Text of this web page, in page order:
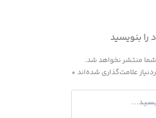
را بنویسید
شما منتشر نخواهد شد.
علامت‌گذاری شده‌اند *